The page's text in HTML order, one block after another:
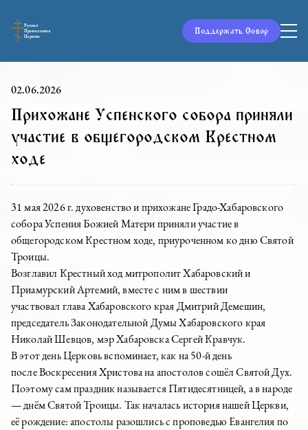
Русская
Православная
Церковь
Поддержать Собор
02.06.2026
Прихожане Успенского собора приняли
участие в общегородском Крестном
ходе
31 мая 2026 г. духовенство и прихожане Градо-Хабаровского
собора Успения Божией Матери приняли участие в
общегородском Крестном ходе, приуроченном ко дню Святой
Троицы.
Возглавил Крестный ход митрополит Хабаровский и
Приамурский Артемий, вместе с ним в шествии
участвовал глава Хабаровского края Дмитрий Демешин,
председатель Законодательной Думы Хабаровского края
Николай Шевцов, мэр Хабаровска Сергей Кравчук.
В этот день Церковь вспоминает, как на 50-й день
после Воскресения Христова на апостолов сошёл Святой Дух.
Поэтому сам праздник называется Пятидесятницей, а в народе
— днём Святой Троицы. Так началась история нашей Церкви,
её рождение: апостолы разошлись с проповедью Евангелия по